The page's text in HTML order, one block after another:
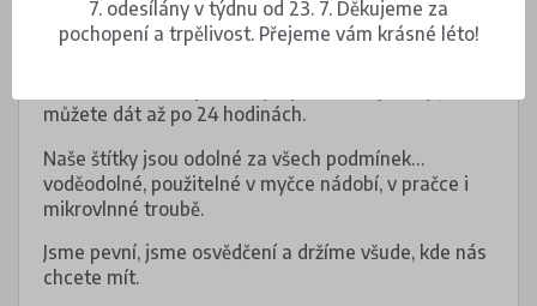
informace na oděvu, pokud cedulku nemá.
můžete dát až po 24 hodinách.
Naše štítky jsou odolné za všech podmínek…
voděodolné, použitelné v myčce nádobí, v pračce i
mikrovlnné troubě.
Jsme pevní, jsme osvědčení a držíme všude, kde nás
chcete mít.
7. odesílány v týdnu od 23. 7. Děkujeme za
pochopení a trpělivost. Přejeme vám krásné léto!